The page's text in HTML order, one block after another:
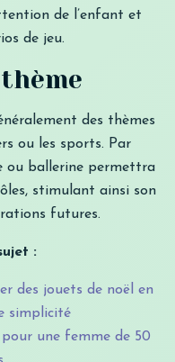
de l’enfant et
de jeu.
des thèmes
ou les sports. Par
ou ballerine permettra
stimulant ainsi son
futures.
:
des jouets de noël en
simplicité
pour une femme de 50